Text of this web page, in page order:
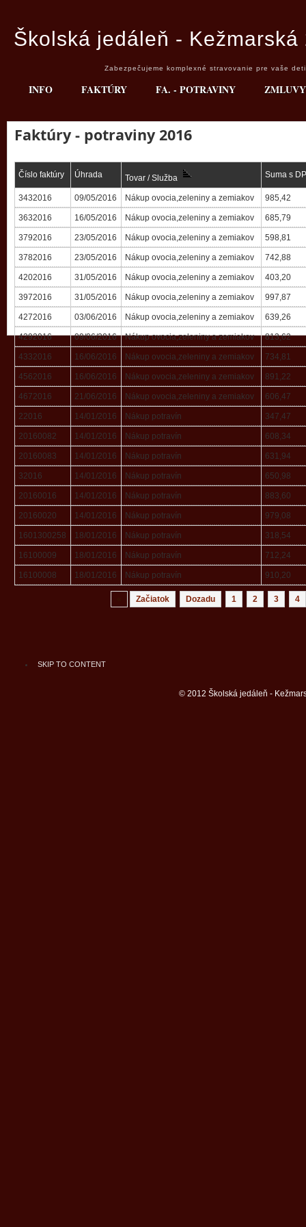
Školská jedáleň - Kežmarská
Zabezpečujeme komplexné stravovanie pre vaše
INFO FAKTÚRY FA. - POTRAVINY ZMLUVY
Faktúry - potraviny 2016
Číslo faktúry Úhrada Tovar / Služba Suma s
3432016 09/05/2016 Nákup ovocia,zeleniny a zemiakov 985,42
3632016 16/05/2016 Nákup ovocia,zeleniny a zemiakov 685,79
3792016 23/05/2016 Nákup ovocia,zeleniny a zemiakov 598,81
3782016 23/05/2016 Nákup ovocia,zeleniny a zemiakov 742,88
4202016 31/05/2016 Nákup ovocia,zeleniny a zemiakov 403,20
3972016 31/05/2016 Nákup ovocia,zeleniny a zemiakov 997,87
4272016 03/06/2016 Nákup ovocia,zeleniny a zemiakov 639,26
4292016 09/06/2016 Nákup ovocia,zeleniny a zemiakov 813,62
4332016 16/06/2016 Nákup ovocia,zeleniny a zemiakov 734,81
4562016 16/06/2016 Nákup ovocia,zeleniny a zemiakov 891,22
4672016 21/06/2016 Nákup ovocia,zeleniny a zemiakov 606,47
22016 14/01/2016 Nákup potravín 347,47
20160082 14/01/2016 Nákup potravín 608,34
20160083 14/01/2016 Nákup potravín 631,94
32016 14/01/2016 Nákup potravín 650,98
20160016 14/01/2016 Nákup potravín 883,60
20160020 14/01/2016 Nákup potravín 979,08
1601300258 18/01/2016 Nákup potravín 318,54
16100009 18/01/2016 Nákup potravín 712,24
16100008 18/01/2016 Nákup potravín 910,20
Začiatok Dozadu 1 2 3 4
SKIP TO CONTENT
© 2012 Školská jedáleň -